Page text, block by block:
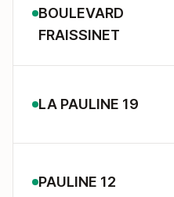
BOULEVARD
FRAISSINET
LA PAULINE 19
PAULINE 12